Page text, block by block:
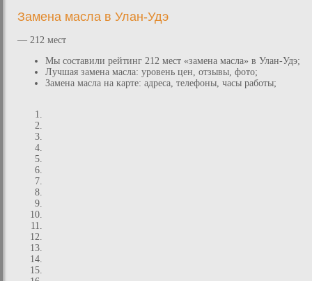
Замена масла в Улан-Удэ
— 212 мест
Мы составили рейтинг 212 мест «замена масла» в Улан-Удэ;
Лучшая замена масла: уровень цен, отзывы, фото;
Замена масла на карте: адреса, телефоны, часы работы;